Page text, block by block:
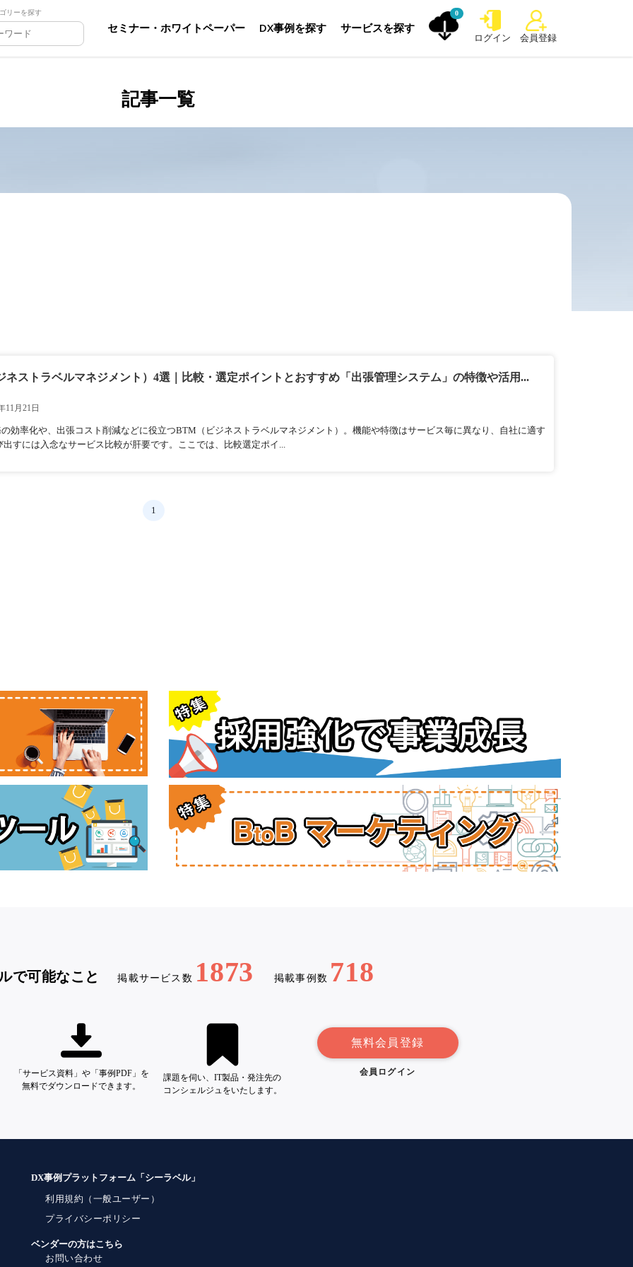
リーを探す
セミナー・ホワイトペーパー DX事例を探す サービスを探す
0
ログイン 会員登録
記事一覧
ネストラベルマネジメント）4選｜比較・選定ポイントとおすすめ「出張管理システム」の特徴や活用...
11月21日
効率化や、出張コスト削減などに役立つBTM（ビジネストラベルマネジメント）。機能や特徴はサービス毎に異なり、自社に適す
すには入念なサービス比較が肝要です。ここでは、比較選定ポイ...
1
で可能なこと 掲載サービス数 1873 掲載事例数 718
「サービス資料」や「事例PDF」を
無料でダウンロードできます。
課題を伺い、IT製品・発注先の
コンシェルジュをいたします。
無料会員登録
会員ログイン
DX事例プラットフォーム「シーラベル」
利用規約（一般ユーザー）
プライバシーポリシー
ベンダーの方はこちら
お問い合わせ